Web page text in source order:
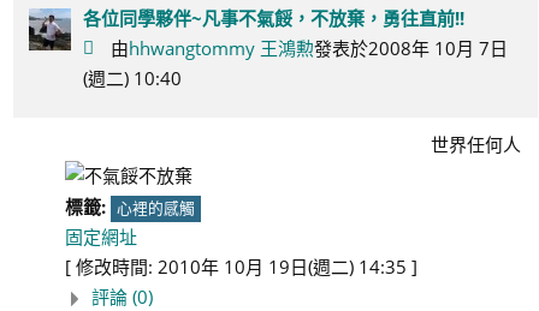
各位同學夥伴~凡事不氣餒，不放棄，勇往直前!!
由hhwangtommy 王鴻勲發表於2008年 10月 7日
(週二) 10:40
世界任何人
標籤: 心裡的感觸
固定網址
[ 修改時間: 2010年 10月 19日(週二) 14:35 ]
評論 (0)